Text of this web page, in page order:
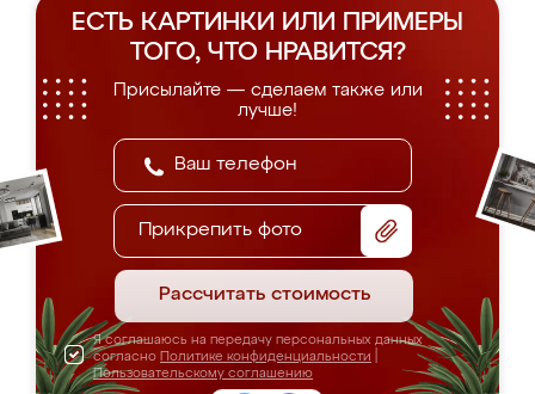
ЕСТЬ КАРТИНКИ ИЛИ ПРИМЕРЫ
ТОГО, ЧТО НРАВИТСЯ?
Присылайте — сделаем также или
лучше!
Прикрепить фото
Рассчитать стоимость
Я соглашаюсь на передачу персональных данных
согласно Политике конфиденциальности
Пользовательскому соглашению